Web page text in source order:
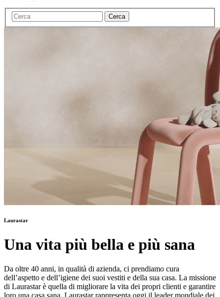
Cerca
Laurastar
Una vita più bella e più sana
Da oltre 40 anni, in qualità di azienda, ci prendiamo cura
dell’aspetto e dell’igiene dei suoi vestiti e della sua casa. La missione
di Laurastar è quella di migliorare la vita dei propri clienti e garantire
loro una casa sana. Laurastar rappresenta oggi il leader mondiale dei